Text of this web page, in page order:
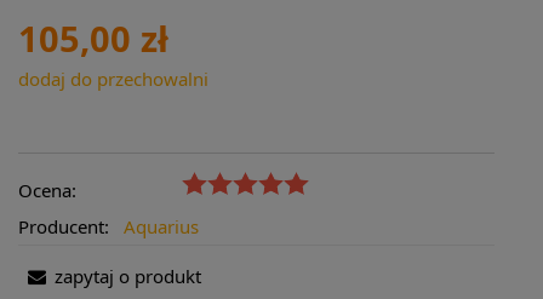
105,00 zł
dodaj do przechowalni
Ocena:
Producent:
Aquarius
zapytaj o produkt